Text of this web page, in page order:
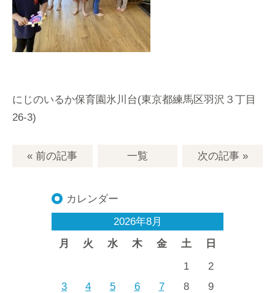
にじのいるか保育園氷川台(東京都練馬区羽沢３丁目
26-3)
« 前の記事 一覧 次の記事»
カレンダー
2026年8月
月
火 水 木 金 土 日
1
2
3
4 5 6 7 8
9